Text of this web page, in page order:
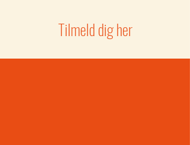
Tilmeld dig her